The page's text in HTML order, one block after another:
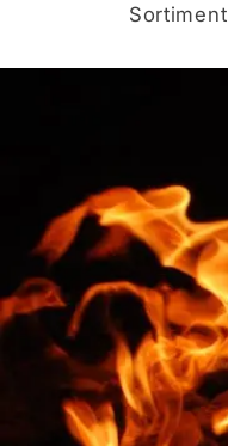
Sortiment